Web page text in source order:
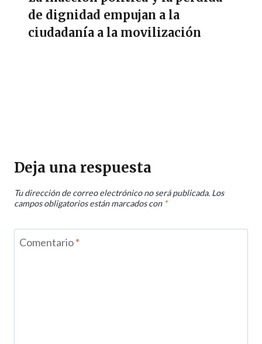
de dignidad empujan a la
ciudadanía a la movilización
Deja una respuesta
Tu dirección de correo electrónico no será publicada. Los
campos obligatorios están marcados con *
Comentario*